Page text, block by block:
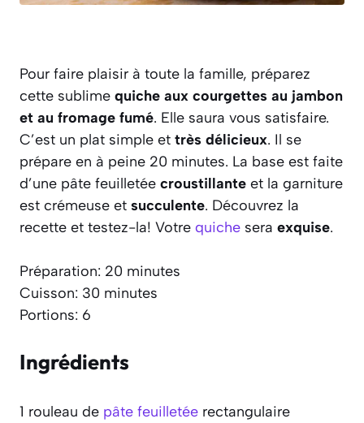
Pour faire plaisir à toute la famille, préparez
cette sublime quiche aux courgettes au jambon
et au fromage fumé. Elle saura vous satisfaire.
C’est un plat simple et très délicieux. Il se
prépare en à peine 20 minutes. La base est faite
d’une pâte feuilletée croustillante et la garniture
est crémeuse et succulente. Découvrez la
recette et testez-la! Votre quiche sera exquise.
Préparation: 20 minutes
Cuisson: 30 minutes
Portions: 6
Ingrédients
1 rouleau de pâte feuilletée rectangulaire